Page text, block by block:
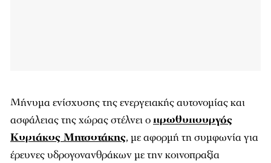
Μήνυμα ενίσχυσης της ενεργειακής αυτονομίας και
ασφάλειας της χώρας στέλνει οπρωθυπουργός
Κυριάκος Μητσοτάκης, με αφορμή τη συμφωνία για
έρευνες υδρογονανθράκων με την κοινοπραξία